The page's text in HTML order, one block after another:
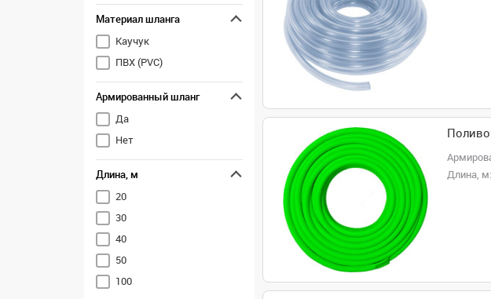
Материал шланга
Каучук
ПВХ (PVC)
Армированный шланг
Да
Нет
Длина, м
20
30
40
50
100
Длина, м: